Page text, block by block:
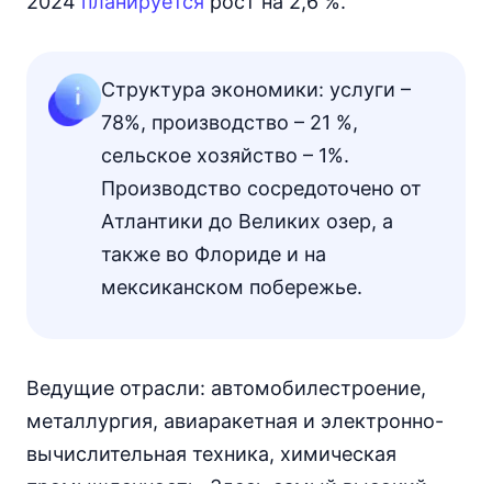
Структура экономики: услуги –
78%, производство – 21 %,
сельское хозяйство – 1%.
Производство сосредоточено от
Атлантики до Великих озер, а
также во Флориде и на
мексиканском побережье.
Ведущие отрасли: автомобилестроение,
металлургия, авиаракетная и электронно-
вычислительная техника, химическая